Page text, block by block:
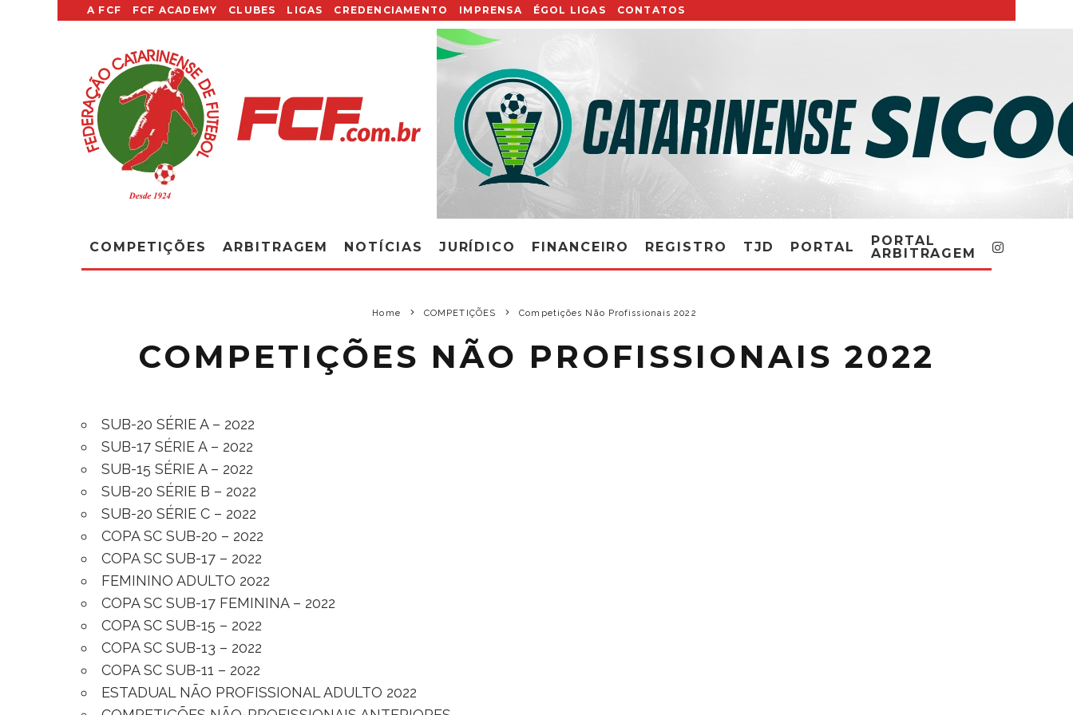
A FCF FCF ACADEMY CLUBES LIGAS CREDENCIAMENTO IMPRENSA ÉGOL LIGAS CONTATOS
COMPETIÇÕES ARBITRAGEM NOTÍCIAS JURÍDICO FINANCEIRO REGISTRO TJD PORTAL
PORTAL
ARBITRAGEM
Home COMPETIÇÕES Competições Não Profissionais 2022
COMPETIÇÕES NÃO PROFISSIONAIS 2022
SUB-20 SÉRIE A – 2022
SUB-17 SÉRIE A – 2022
SUB-15 SÉRIE A – 2022
SUB-20 SÉRIE B – 2022
SUB-20 SÉRIE C – 2022
COPA SC SUB-20 – 2022
COPA SC SUB-17 – 2022
FEMININO ADULTO 2022
COPA SC SUB-17 FEMININA – 2022
COPA SC SUB-15 – 2022
COPA SC SUB-13 – 2022
COPA SC SUB-11 – 2022
ESTADUAL NÃO PROFISSIONAL ADULTO 2022